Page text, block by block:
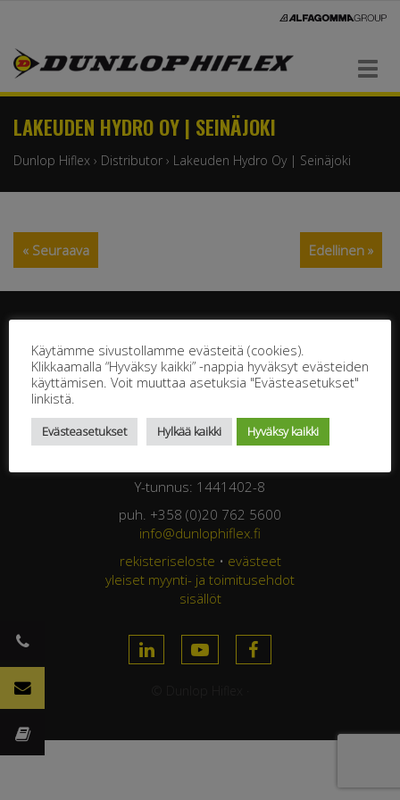
Navigaatio
LAKEUDEN HYDRO OY | SEINÄJOKI
Dunlop Hiflex › Distributor › Lakeuden Hydro Oy | Seinäjoki
Edellinen »
« Seuraava
DUNLOP HIFLEX OY
Jasperintie 320
33960 Pirkkala
Y-tunnus: 1441402-8
puh. +358 (0)20 762 5600
info@dunlophiflex.fi
rekisteriseloste • evästeet
yleiset myynti- ja toimitusehdot
sisällöt
Käytämme sivustollamme evästeitä (cookies).
Klikkaamalla “Hyväksy kaikki” -nappia hyväksyt evästeiden
käyttämisen. Voit muuttaa asetuksia "Evästeasetukset"
linkistä.
Evästeasetukset Hylkää kaikki Hyväksy kaikki